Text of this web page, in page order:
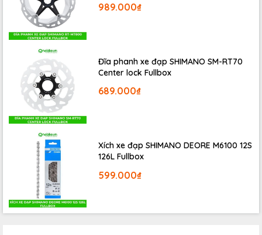
Phuộc trước FOX Performance 32 Step-Cast 100 mm và
giảm chấn IsoStrut FOX Performance độc ​​quyền của
Trek được thiết kế riêng cho Supercaliber.
989.000₫
Đĩa phanh xe đạp SHIMANO SM-RT70
Center lock Fullbox
689.000₫
Xích xe đạp SHIMANO DEORE M6100 12S
126L Fullbox
599.000₫